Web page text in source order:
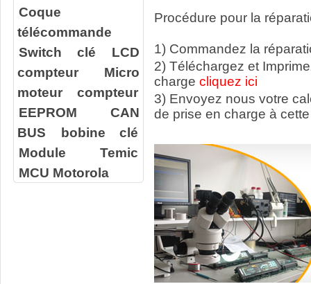
Coque
télécommande
Switch clé
LCD
compteur
Micro
moteur compteur
EEPROM
CAN
BUS
bobine clé
Module Temic
MCU Motorola
Procédure pour la
1) Commandez la
2) Téléchargez et
charge cliquez ici
3) Envoyez nous votre
de prise en charge à